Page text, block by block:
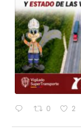
0 2